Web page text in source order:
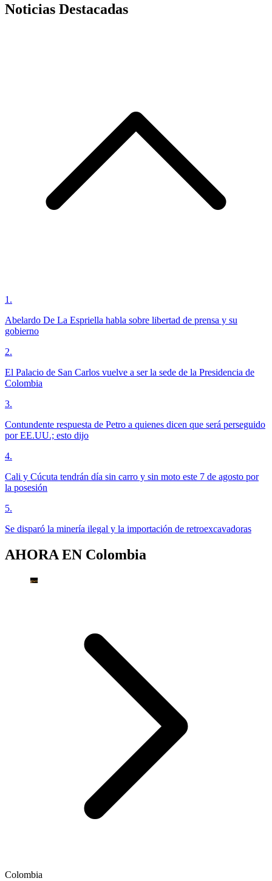
Noticias Destacadas
1 .
Abelardo De La Espriella habla sobre libertad de prensa y su
gobierno
2.
El Palacio de San Carlos vuelve a ser la sede de la Presidencia de
Colombia
3.
Contundente respuesta de Petro a quienes dicen que será perseguido
por EE.UU.; esto dijo
4.
Cali y Cúcuta tendrán día sin carro y sin moto este 7 de agosto por
la posesión
5.
Se disparó la minería ilegal y la importación de retroexcavadoras
AHORA EN Colombia
Colombia